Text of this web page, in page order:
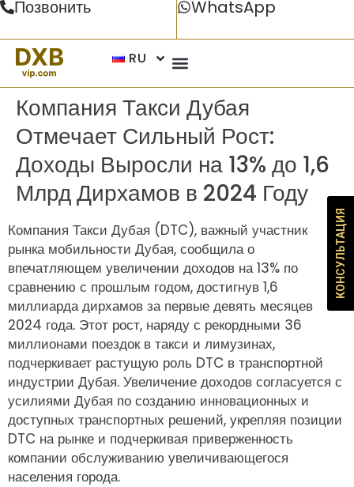
Позвонить WhatsApp
RU
Компания Такси Дубая
Отмечает Сильный Рост:
Доходы Выросли на 13% до 1,6
Млрд Дирхамов в 2024 Году
Компания Такси Дубая (DTC), важный участник
рынка мобильности Дубая, сообщила о
впечатляющем увеличении доходов на 13% по
сравнению с прошлым годом, достигнув 1,6
миллиарда дирхамов за первые девять месяцев
2024 года. Этот рост, наряду с рекордными 36
миллионами поездок в такси и лимузинах,
подчеркивает растущую роль DTC в транспортной
индустрии Дубая. Увеличение доходов согласуется с
усилиями Дубая по созданию инновационных и
доступных транспортных решений, укрепляя позиции
DTC на рынке и подчеркивая приверженность
компании обслуживанию увеличивающегося
населения города.
КОНСУЛЬТАЦИЯ